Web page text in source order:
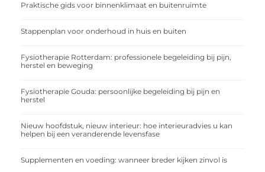
Praktische gids voor binnenklimaat en buitenruimte
Stappenplan voor onderhoud in huis en buiten
Fysiotherapie Rotterdam: professionele begeleiding bij pijn,
herstel en beweging
Fysiotherapie Gouda: persoonlijke begeleiding bij pijn en
herstel
Nieuw hoofdstuk, nieuw interieur: hoe interieuradvies u kan
helpen bij een veranderende levensfase
Supplementen en voeding: wanneer breder kijken zinvol is